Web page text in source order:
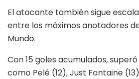
El atacante también sigue
entre los máximos anotadores
Mundo.
Con 15 goles acumulados,
como Pelé (12), Just Fontaine